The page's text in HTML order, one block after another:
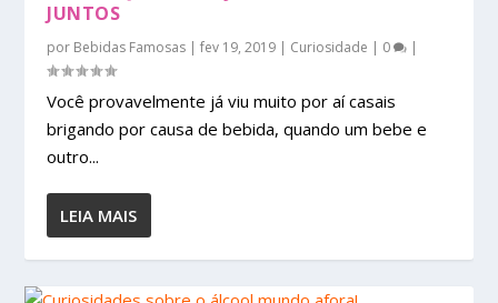
JUNTOS
por Bebidas Famosas |fev 19, 2019 | Curiosidade | 0 |
Você provavelmente já viu muito por aí casais
brigando por causa de bebida, quando um bebe e
outro...
LEIA MAIS